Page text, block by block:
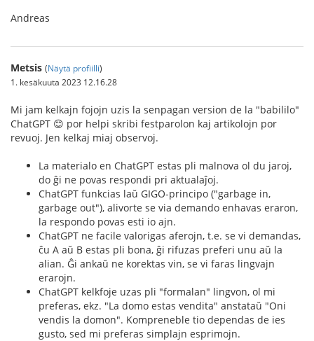
Andreas
Metsis (Näytä profiilli)
1. kesäkuuta 2023 12.16.28
Mi jam kelkajn fojojn uzis la senpagan version de la "babililo"
ChatGPT 😊 por helpi skribi festparolon kaj artikolojn por
revuoj. Jen kelkaj miaj observoj.
La materialo en ChatGPT estas pli malnova ol du jaroj,
do ĝi ne povas respondi pri aktualaĵoj.
ChatGPT funkcias laŭ GIGO-principo ("garbage in,
garbage out"), alivorte se via demando enhavas eraron,
la respondo povas esti io ajn.
ChatGPT ne facile valorigas aferojn, t.e. se vi demandas,
ĉu A aŭ B estas pli bona, ĝi rifuzas preferi unu aŭ la
alian. Ĝi ankaŭ ne korektas vin, se vi faras lingvajn
erarojn.
ChatGPT kelkfoje uzas pli "formalan" lingvon, ol mi
preferas, ekz. "La domo estas vendita" anstataŭ "Oni
vendis la domon". Kompreneble tio dependas de ies
gusto, sed mi preferas simplajn esprimojn.